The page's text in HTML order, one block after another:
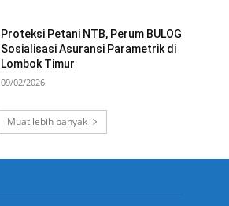
Proteksi Petani NTB, Perum BULOG
Sosialisasi Asuransi Parametrik di
Lombok Timur
09/02/2026
Muat lebih banyak